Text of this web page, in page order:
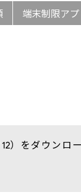
端末制限アプ
）をダウンロー